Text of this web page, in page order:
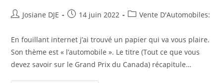
Auteur/autrice
la
publication :
Josiane DJE
Post14 juin 2022
PostVente D'Automobiles:
En fouillant internet j’ai trouvé un papier qui va vous plaire.
Son thème est « l’automobile ». Le titre (Tout ce que vous
devez savoir sur le Grand Prix du Canada) récapitule…